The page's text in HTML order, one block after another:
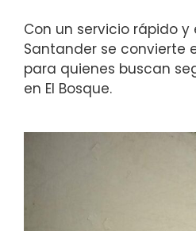
Con un servicio rápido y
Santander se convierte
para quienes buscan
en El Bosque.